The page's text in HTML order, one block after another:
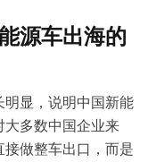
源车出海的
显，说明中国新能
多数中国企业来
做整车出口，而是